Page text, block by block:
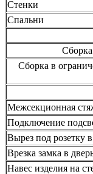
Стенки
Спальни
Сборка в
Межсекционная
Подключение
Вырез под розетку
Врезка замка в
Навес изделия на